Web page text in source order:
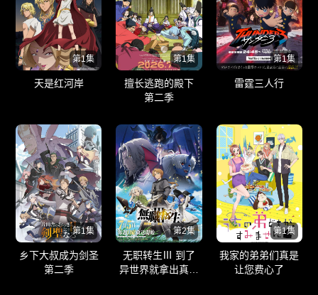
第1集
天是红河岸
第1集
擅长逃跑的殿下
第二季
第1集
雷霆三人行
第1集
乡下大叔成为剑圣
第二季
第2集
无职转生Ⅲ 到了
异世界就拿出真本
第1集
我家的弟弟们真是
让您费心了